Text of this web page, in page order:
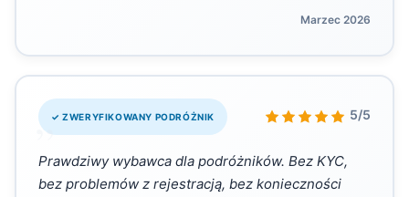
Marzec 2026
✓ ZWERYFIKOWANY PODRÓŻNIK 5/5
„
Prawdziwy wybawca dla podróżników. Bez KYC,
bez problemów z rejestracją, bez konieczności